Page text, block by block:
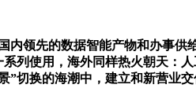
领先的数据智能产物和办事供
列使用，海外同样热火朝天：
切换的海潮中，建立和新营业交